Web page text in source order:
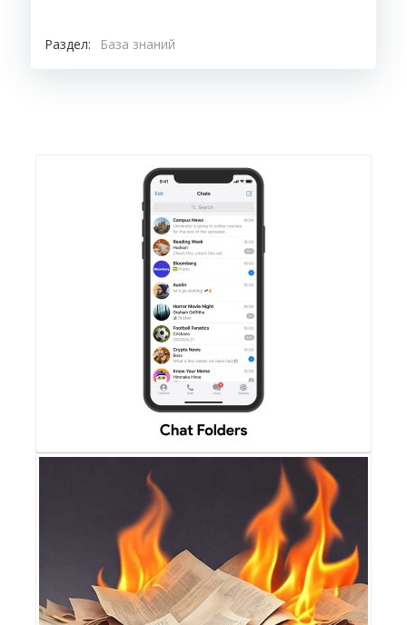
Раздел: База знаний